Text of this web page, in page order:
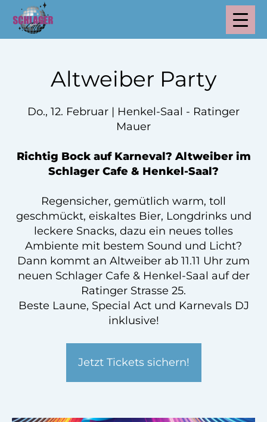
Altweiber Party
Do., 12. Februar | Henkel-Saal - Ratinger
Mauer
Richtig Bock auf Karneval? Altweiber im
Schlager Cafe & Henkel-Saal?
Regensicher, gemütlich warm, toll
geschmückt, eiskaltes Bier, Longdrinks und
leckere Snacks, dazu ein neues tolles
Ambiente mit bestem Sound und Licht?
Dann kommt an Altweiber ab 11.11 Uhr zum
neuen Schlager Cafe & Henkel-Saal auf der
Ratinger Strasse 25.
Beste Laune, Special Act und Karnevals DJ
inklusive!
Jetzt Tickets sichern!